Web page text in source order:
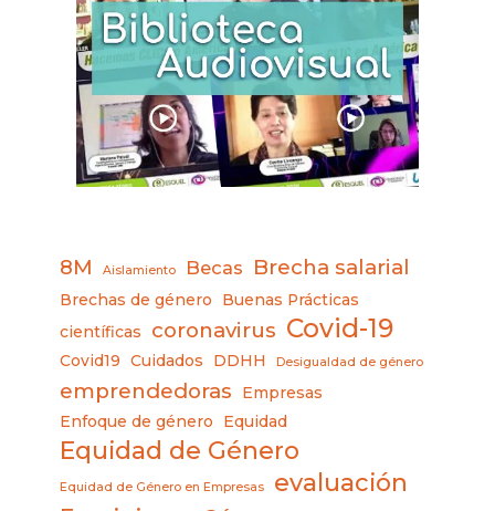
8M Aislamiento Becas Brecha salarial
Brechas de género
Buenas Prácticas
científicas
coronavirus Covid-19
Covid19 Cuidados DDHH Desigualdad de género
emprendedoras
Empresas
Enfoque de género
Equidad
Equidad de Género
Equidad de Género en Empresas evaluación